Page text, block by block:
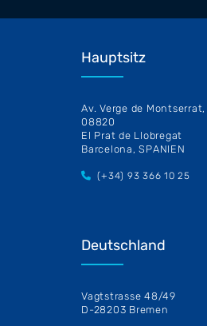
Hauptsitz
Av. Verge de Montserrat,
08820
El Prat de Llobregat
Barcelona, SPANIEN
(+34) 93 366 10 25
Deutschland
Vagtstrasse 48/49
D-28203 Bremen